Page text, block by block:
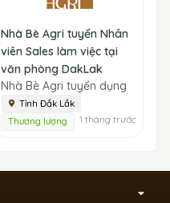
Nhà Bè Agri tuyển Nhân
viên Sales làm việc tại
văn phòng DakLak
Nhà Bè Agri tuyển dụng
Tỉnh Đắk Lắk
Thương lượng
1 tháng trước